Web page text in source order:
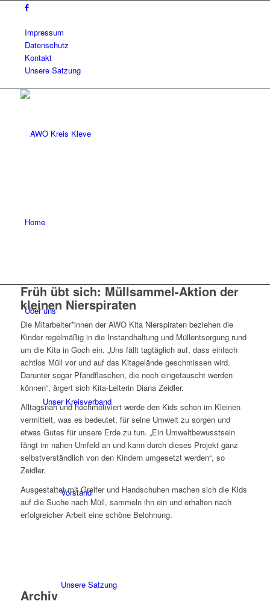
Impressum
Datenschutz
Kontakt
Unsere Satzung
Home
Über uns
Unser Kreisverband
Vorstand
Unsere Satzung
Früh übt sich: Müllsammel-Aktion der
kleinen Nierspiraten
Die Mitarbeiter*innen der AWO Kita Nierspiraten beziehen die
Kinder regelmäßig in die Instandhaltung und Müllentsorgung rund
um die Kita in Goch ein. „Uns fällt tagtäglich auf, dass einfach
achtlos Müll vor und auf das Kitagelände geschmissen wird.
Darunter sogar Pfandflaschen, die noch eingetauscht werden
können“, ärgert sich Kita-Leiterin Diana Zeidler.
Alltagsnah und hochmotiviert werde den Kids schon im Kleinen
vermittelt, was es bedeutet, für seine Umwelt zu sorgen und
etwas Gutes für unsere Erde zu tun. „Ein Umweltbewusstsein
fängt im nahen Umfeld an und kann durch dieses Projekt ganz
selbstverständlich von den Kindern umgesetzt werden“, so
Zeidler.
Ausgestattet mit Greifer und Handschuhen machen sich die Kids
auf die Suche nach Müll, sammeln ihn ein und erhalten nach
erfolgreicher Arbeit eine schöne Belohnung.
Archiv